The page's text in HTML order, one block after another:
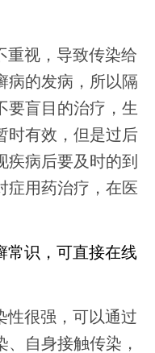
重视，导致传染给
病的发病，所以隔
要盲目的治疗，生
时有效，但是过后
疾病后要及时的到
症用药治疗，在医
常识，可直接在线
性很强，可以通过
自身接触传染，